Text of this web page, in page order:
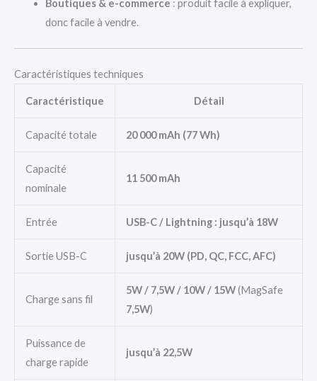
Boutiques & e-commerce : produit facile à expliquer,
donc facile à vendre.
Caractéristiques techniques
Caractéristique Détail
Capacité totale 20 000 mAh (77 Wh)
Capacité
nominale
11 500 mAh
Entrée USB-C / Lightning : jusqu’à 18W
Sortie USB-C jusqu’à 20W (PD, QC, FCC, AFC)
Charge sans fil
5W / 7,5W / 10W / 15W(MagSafe
7,5W)
Puissance de
charge rapide
jusqu’à 22,5W